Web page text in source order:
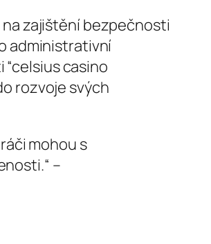
zajištění bezpečnosti
administrativní
casino
rozvoje svých
mohou s
–